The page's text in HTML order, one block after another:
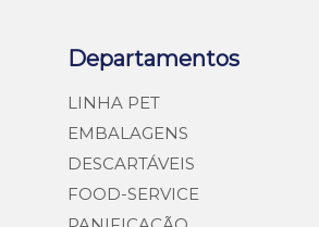
Departamentos
LINHA PET
EMBALAGENS
DESCARTÁVEIS
FOOD-SERVICE